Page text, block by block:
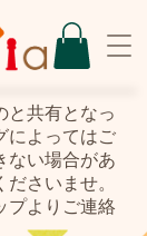
と共有となっ
によってはご
ない場合があ
さいませ。
プよりご連絡